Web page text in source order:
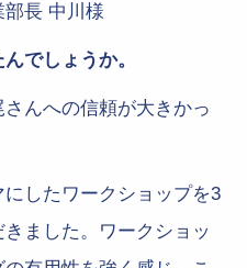
長 中川様
でしょうか。
んへの信頼が大きかっ
したワークショップを3
ました。ワークショッ